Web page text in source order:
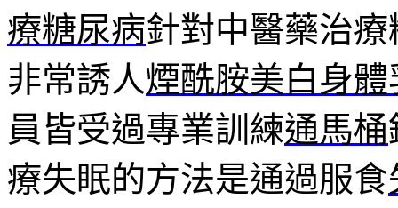
療糖尿病針對中醫藥治
非常誘人煙酰胺美白身體
員皆受過專業訓練通馬桶
療失眠的方法是通過服食